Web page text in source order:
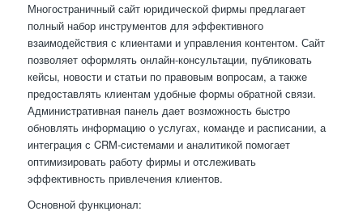
Многостраничный сайт юридической фирмы предлагает
полный набор инструментов для эффективного
взаимодействия с клиентами и управления контентом. Сайт
позволяет оформлять онлайн-консультации, публиковать
кейсы, новости и статьи по правовым вопросам, а также
предоставлять клиентам удобные формы обратной связи.
Административная панель дает возможность быстро
обновлять информацию о услугах, команде и расписании, а
интеграция с CRM-системами и аналитикой помогает
оптимизировать работу фирмы и отслеживать
эффективность привлечения клиентов.
Основной функционал: